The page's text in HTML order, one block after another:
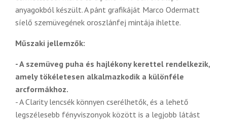
anyagokból készült. A pánt grafikáját Marco Odermatt
síelő szemüvegének oroszlánfej mintája ihlette.
Műszaki jellemzők:
- A szemüveg puha és hajlékony kerettel rendelkezik,
amely tökéletesen alkalmazkodik a különféle
arcformákhoz.
- A Clarity lencsék könnyen cserélhetők, és a lehető
legszélesebb fényviszonyok között is a legjobb látást